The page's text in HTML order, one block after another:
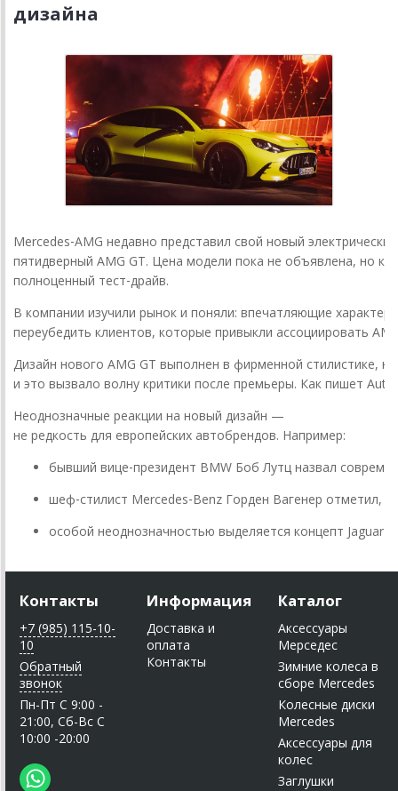
дизайна
Mercedes‑AMG недавно представил свой новый электрический
пятидверный AMG GT. Цена модели пока не объявлена, но
полноценный тест‑драйв.
В компании изучили рынок и поняли: впечатляющие
переубедить клиентов, которые привыкли ассоциировать
Дизайн нового AMG GT выполнен в фирменной стилистике, но
и это вызвало волну критики после премьеры. Как пишет
Неоднозначные реакции на новый дизайн —
не редкость для европейских автобрендов. Например:
бывший вице‑президент BMW Боб Лутц назвал
шеф‑стилист Mercedes‑Benz Горден Вагенер отметил,
особой неоднозначностью выделяется концепт Jaguar
Контакты
+7 (985) 115-10-
10
Обратный
звонок
Пн-Пт C 9:00 -
21:00, Сб-Вс С
10:00 -20:00
Информация
Доставка и
оплата
Контакты
Каталог
Аксессуары
Мерседес
Зимние колеса в
сборе Mercedes
Колесные диски
Mercedes
Аксессуары для
колес
Заглушки